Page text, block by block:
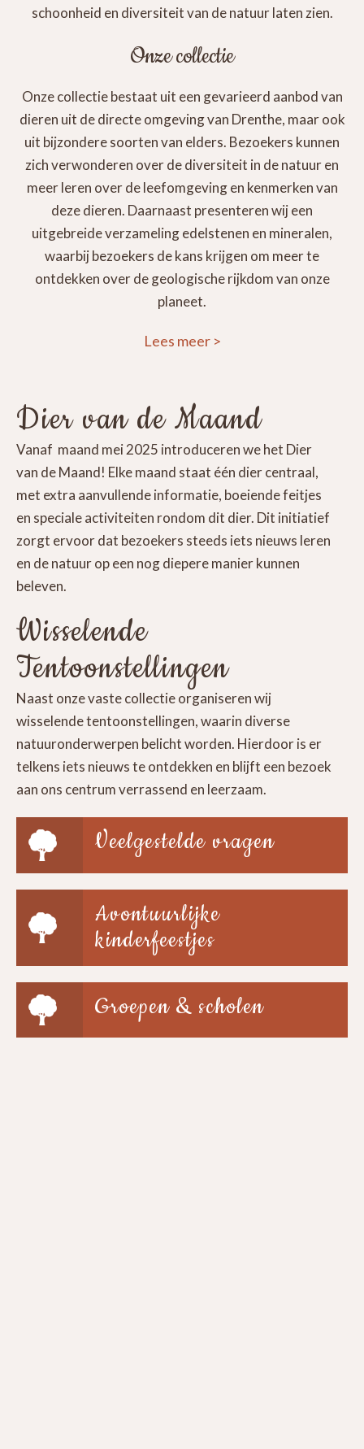
schoonheid en diversiteit van de natuur laten zien.
Onze collectie
Onze collectie bestaat uit een gevarieerd aanbod van
dieren uit de directe omgeving van Drenthe, maar ook
uit bijzondere soorten van elders. Bezoekers kunnen
zich verwonderen over de diversiteit in de natuur en
meer leren over de leefomgeving en kenmerken van
deze dieren. Daarnaast presenteren wij een
uitgebreide verzameling edelstenen en mineralen,
waarbij bezoekers de kans krijgen om meer te
ontdekken over de geologische rijkdom van onze
planeet.
Lees meer >
Dier van de Maand
Vanaf maand mei 2025 introduceren we het Dier
van de Maand! Elke maand staat één dier centraal,
met extra aanvullende informatie, boeiende feitjes
en speciale activiteiten rondom dit dier. Dit initiatief
zorgt ervoor dat bezoekers steeds iets nieuws leren
en de natuur op een nog diepere manier kunnen
beleven.
Wisselende
Tentoonstellingen
Naast onze vaste collectie organiseren wij
wisselende tentoonstellingen, waarin diverse
natuuronderwerpen belicht worden. Hierdoor is er
telkens iets nieuws te ontdekken en blijft een bezoek
aan ons centrum verrassend en leerzaam.
Veelgestelde vragen
Avontuurlijke
kinderfeestjes
Groepen & scholen